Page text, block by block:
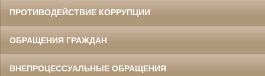
ПРОТИВОДЕЙСТВИЕ КОРРУПЦИИ
ОБРАЩЕНИЯ ГРАЖДАН
ВНЕПРОЦЕССУАЛЬНЫЕ ОБРАЩЕНИЯ